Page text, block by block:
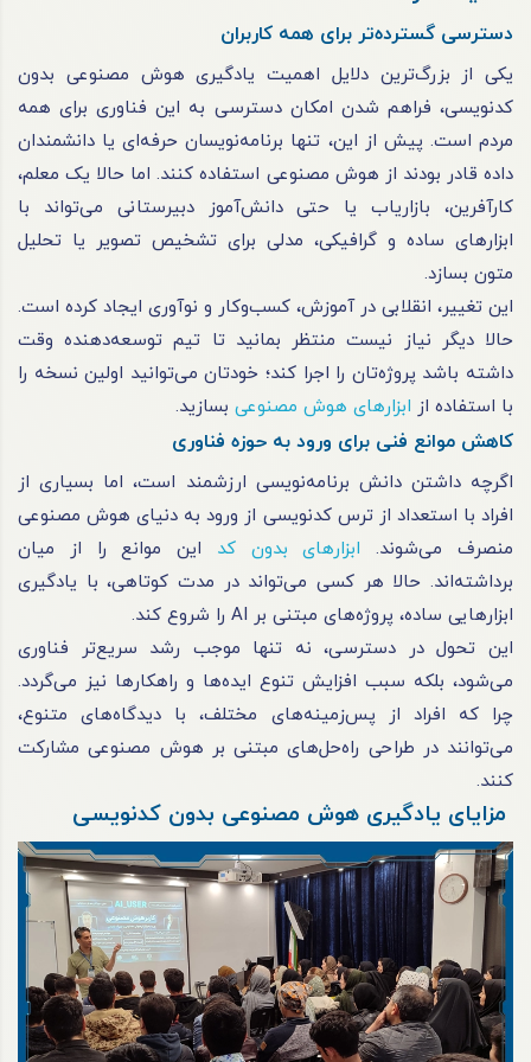
دسترسی گسترده‌تر برای همه کاربران
یکی از بزرگ‌ترین دلایل اهمیت یادگیری هوش مصنوعی بدون
کدنویسی، فراهم شدن امکان دسترسی به این فناوری برای همه
مردم است. پیش از این، تنها برنامه‌نویسان حرفه‌ای یا دانشمندان
داده قادر بودند از هوش مصنوعی استفاده کنند. اما حالا یک معلم،
کارآفرین، بازاریاب یا حتی دانش‌آموز دبیرستانی می‌تواند با
ابزارهای ساده و گرافیکی، مدلی برای تشخیص تصویر یا تحلیل
متون بسازد.
این تغییر، انقلابی در آموزش، کسب‌وکار و نوآوری ایجاد کرده است.
حالا دیگر نیاز نیست منتظر بمانید تا تیم توسعه‌دهنده وقت
داشته باشد پروژه‌تان را اجرا کند؛ خودتان می‌توانید اولین نسخه را
با استفاده از ابزارهای هوش مصنوعی بسازید.
کاهش موانع فنی برای ورود به حوزه فناوری
اگرچه داشتن دانش برنامه‌نویسی ارزشمند است، اما بسیاری از
افراد با استعداد از ترس کدنویسی از ورود به دنیای هوش مصنوعی
منصرف می‌شوند. ابزارهای بدون کد این موانع را از میان
برداشته‌اند. حالا هر کسی می‌تواند در مدت کوتاهی، با یادگیری
ابزارهایی ساده، پروژه‌های مبتنی بر AI را شروع کند.
این تحول در دسترسی، نه تنها موجب رشد سریع‌تر فناوری
می‌شود، بلکه سبب افزایش تنوع ایده‌ها و راهکارها نیز می‌گردد.
چرا که افراد از پس‌زمینه‌های مختلف، با دیدگاه‌های متنوع،
می‌توانند در طراحی راه‌حل‌های مبتنی بر هوش مصنوعی مشارکت
کنند.
مزایای یادگیری هوش مصنوعی بدون کدنویسی